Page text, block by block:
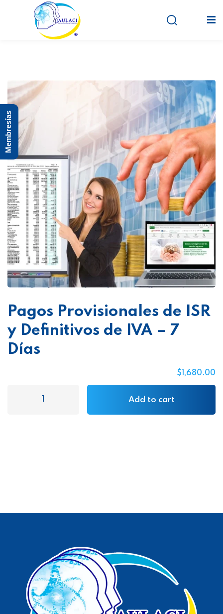
En vivo
Grabados
Registro
Iniciar sesión
Pagos Provisionales de ISR
y Definitivos de IVA – 7
Días
$1,680.00
Add to cart
Membresías